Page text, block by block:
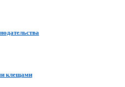
клещами